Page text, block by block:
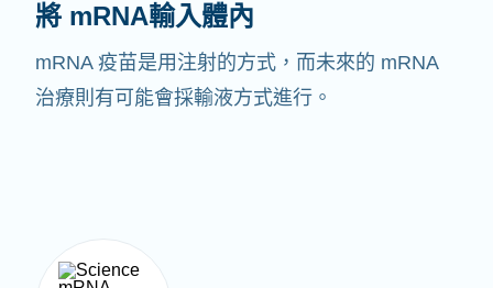
將 mRNA輸入體內
mRNA 疫苗是用注射的方式，而未來的 mRNA
治療則有可能會採輸液方式進行。